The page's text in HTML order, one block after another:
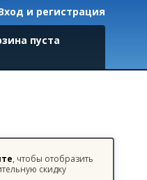
и регистрация
пуста
, чтобы отобразить
скидку